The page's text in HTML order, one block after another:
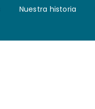
Nuestra historia